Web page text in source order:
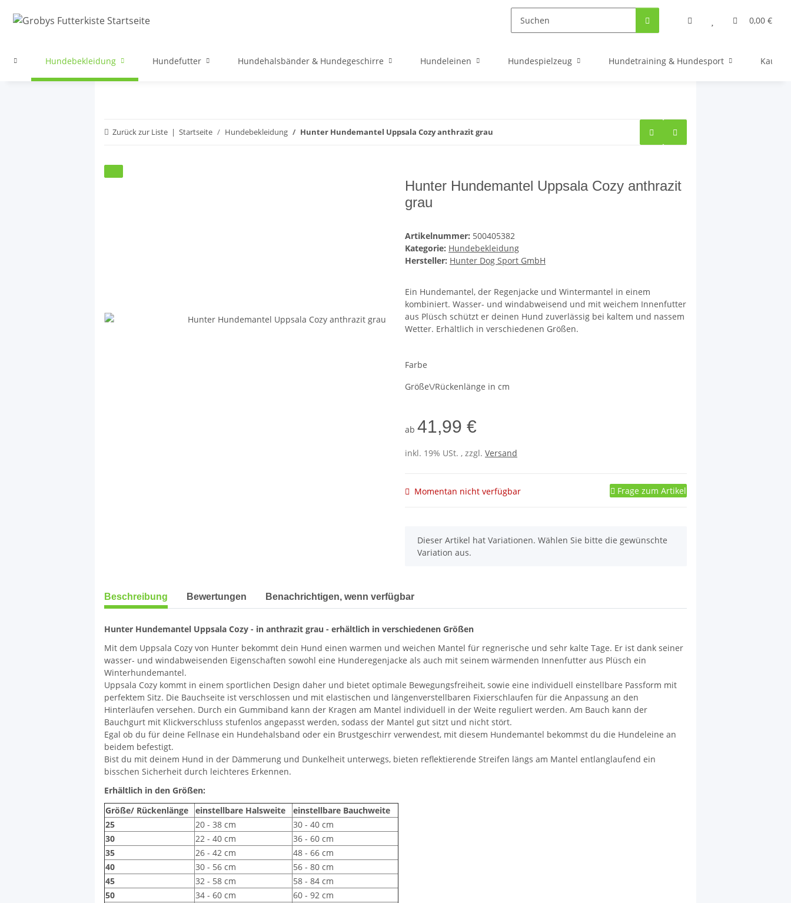
0,00 €
Hundebekleidung Hundefutter Hundehalsbänder & Hundegeschirre Hundeleinen Hundespielzeug Hundetraining & Hundesport
Zurück zur Liste Startseite Hundebekleidung Hunter Hundemantel Uppsala Cozy anthrazit grau
Hunter Hundemantel Uppsala Cozy anthrazit
grau
Artikelnummer: 500405382
Kategorie: Hundebekleidung
Hersteller: Hunter Dog Sport GmbH
Ein Hundemantel, der Regenjacke und Wintermantel in einem
kombiniert. Wasser- und windabweisend und mit weichem Innenfutter
aus Plüsch schützt er deinen Hund zuverlässig bei kaltem und nassem
Wetter. Erhältlich in verschiedenen Größen.
Farbe
Größe\/Rückenlänge in cm
ab 41,99 €
inkl. 19% USt. , zzgl. Versand
Momentan nicht verfügbar Frage zum Artikel
x
Dieser Artikel hat Variationen. Wählen Sie bitte die gewünschte
Variation aus.
weitere Registerkarten anzeigen
Beschreibung Bewertungen Benachrichtigen, wenn verfügbar
Hunter Hundemantel Uppsala Cozy - in anthrazit grau - erhältlich in verschiedenen Größen
Mit dem Uppsala Cozy von Hunter bekommt dein Hund einen warmen und weichen Mantel für regnerische und sehr kalte Tage. Er ist dank seiner
wasser- und windabweisenden Eigenschaften sowohl eine Hunderegenjacke als auch mit seinem wärmenden Innenfutter aus Plüsch ein
Winterhundemantel.
Uppsala Cozy kommt in einem sportlichen Design daher und bietet optimale Bewegungsfreiheit, sowie eine individuell einstellbare Passform mit
perfektem Sitz. Die Bauchseite ist verschlossen und mit elastischen und längenverstellbaren Fixierschlaufen für die Anpassung an den
Hinterläufen versehen. Durch ein Gummiband kann der Kragen am Mantel individuell in der Weite reguliert werden. Am Bauch kann der
Bauchgurt mit Klickverschluss stufenlos angepasst werden, sodass der Mantel gut sitzt und nicht stört.
Egal ob du für deine Fellnase ein Hundehalsband oder ein Brustgeschirr verwendest, mit diesem Hundemantel bekommst du die Hundeleine an
beidem befestigt.
Bist du mit deinem Hund in der Dämmerung und Dunkelheit unterwegs, bieten reflektierende Streifen längs am Mantel entlanglaufend ein
bisschen Sicherheit durch leichteres Erkennen.
Erhältlich in den Größen:
Größe/ Rückenlänge
einstellbare Halsweite
einstellbare Bauchweite
25
20 - 38 cm
30 - 40 cm
30
22 - 40 cm
36 - 60 cm
35
26 - 42 cm
48 - 66 cm
40
30 - 56 cm
56 - 80 cm
45
32 - 58 cm
58 - 84 cm
50
34 - 60 cm
60 - 92 cm